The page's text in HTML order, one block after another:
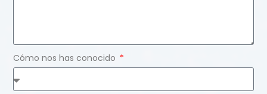
Cómo nos has conocido